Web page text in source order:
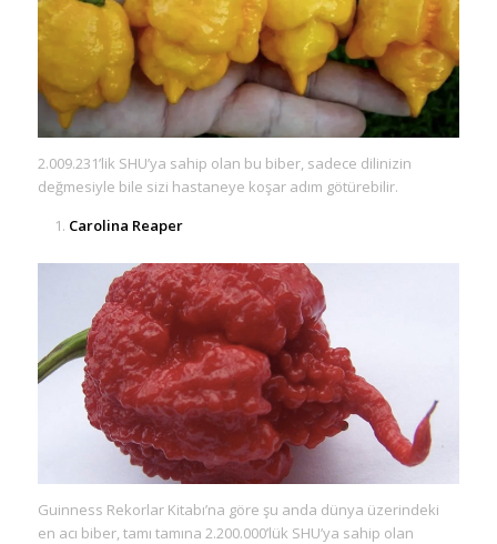
2.009.231’lik SHU’ya sahip olan bu biber, sadece dilinizin
değmesiyle bile sizi hastaneye koşar adım götürebilir.
Carolina Reaper
Guinness Rekorlar Kitabı’na göre şu anda dünya üzerindeki
en acı biber, tamı tamına 2.200.000’lük SHU’ya sahip olan